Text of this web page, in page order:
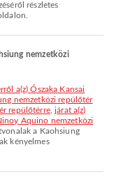
részletes
nemzetközi
nemzetközi repülőtér
repülőtérre,járat a(z)
Aquino nemzetközi
a Kaohsiung
kényelmes